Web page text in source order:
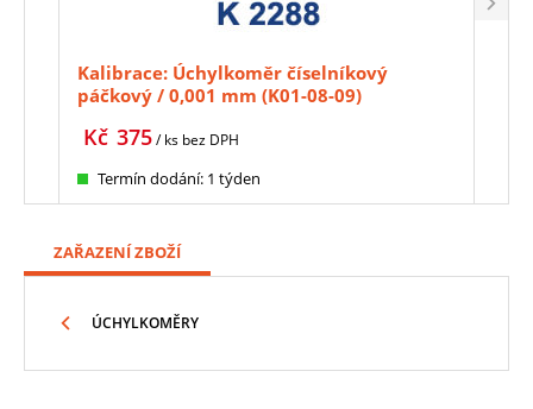
Kalibrace: Úchylkoměr číselníkový
páčkový / 0,001 mm (K01-08-09)
375
Kč / ks bez DPH
Termín dodání: 1 týden
ZAŘAZENÍ ZBOŽÍ
ÚCHYLKOMĚRY